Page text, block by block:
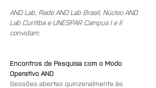
AND Lab, Rede AND Lab Brasil, Núcleo AND
Lab Curitiba e UNESPAR Campus I e II
convidam:
Encontros de Pesquisa com o Modo
Operativo AND
Sessões abertas quinzenalmente às